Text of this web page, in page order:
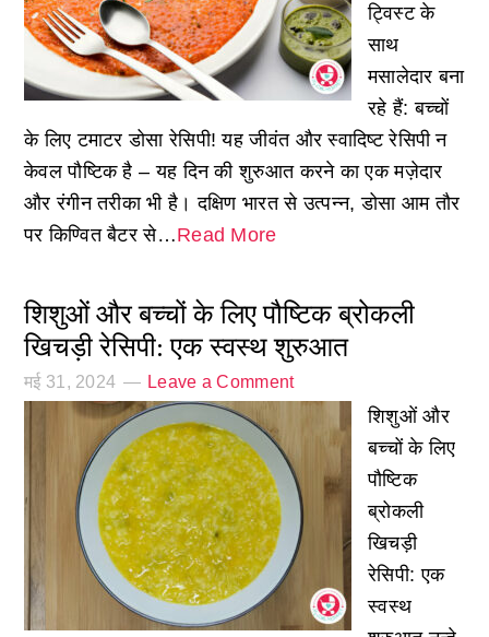
ट्विस्ट के
साथ
मसालेदार बना
रहे हैं: बच्चों
के लिए टमाटर डोसा रेसिपी! यह जीवंत और स्वादिष्ट रेसिपी न
केवल पौष्टिक है – यह दिन की शुरुआत करने का एक मज़ेदार
और रंगीन तरीका भी है। दक्षिण भारत से उत्पन्न, डोसा आम तौर
पर किण्वित बैटर से…Read More
शिशुओं और बच्चों के लिए पौष्टिक ब्रोकली
खिचड़ी रेसिपी: एक स्वस्थ शुरुआत
मई 31, 2024 Leave a Comment
शिशुओं और
बच्चों के लिए
पौष्टिक
ब्रोकली
खिचड़ी
रेसिपी: एक
स्वस्थ